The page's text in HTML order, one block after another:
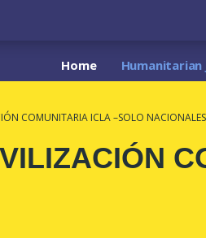
Home Humanitarian
COMUNITARIA ICLA –SOLO